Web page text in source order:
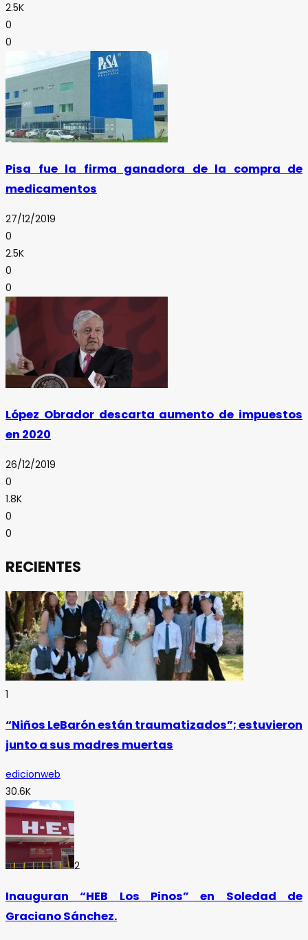
2.5K
0
0
Pisa fue la firma ganadora de la compra de
medicamentos
27/12/2019
0
2.5K
0
0
López Obrador descarta aumento de impuestos
en 2020
26/12/2019
0
1.8K
0
0
RECIENTES
1
“Niños LeBarón están traumatizados”; estuvieron
junto a sus madres muertas
edicionweb
30.6K
2
Inauguran “HEB Los Pinos” en Soledad de
Graciano Sánchez.